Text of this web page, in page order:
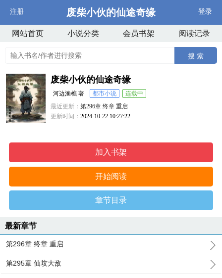
注册 废柴小伙的仙途奇缘 登录
网站首页 小说分类 会员书架 阅读记录
搜 索
废柴小伙的仙途奇缘
河边渔樵 著 都市小说
连载中
最近更新：第296章 终章 重启
更新时间：2024-10-22 10:27:22
加入书架
开始阅读
章节目录
最新章节
第296章 终章 重启
第295章 仙坟大敌